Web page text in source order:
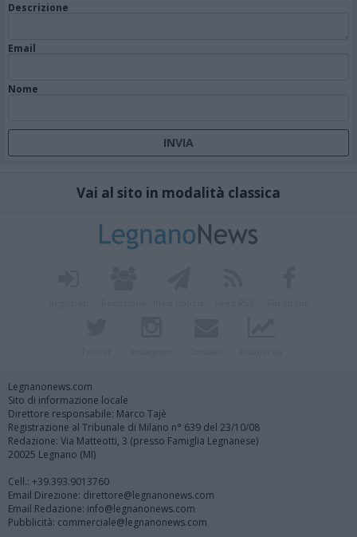
Descrizione
Email
Nome
Vai al sito in modalità classica
Legnanonews.com
Sito di informazione locale
Direttore responsabile: Marco Tajè
Registrazione al Tribunale di Milano n° 639 del 23/10/08
Redazione: Via Matteotti, 3 (presso Famiglia Legnanese)
20025 Legnano (MI)
Cell.: +39.393.9013760
Email Direzione: direttore@legnanonews.com
Email Redazione: info@legnanonews.com
Pubblicità: commerciale@legnanonews.com